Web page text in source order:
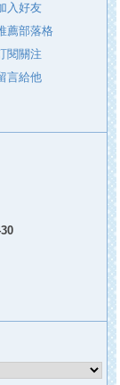
入好友
薦部落格
閱關注
言給他